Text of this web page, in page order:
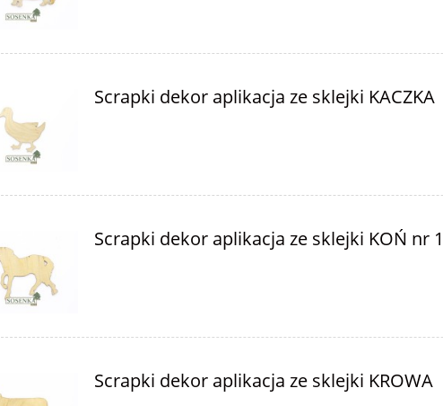
Scrapki dekor aplikacja ze sklejki KACZKA
Scrapki dekor aplikacja ze sklejki KOŃ nr 1
Scrapki dekor aplikacja ze sklejki KROWA